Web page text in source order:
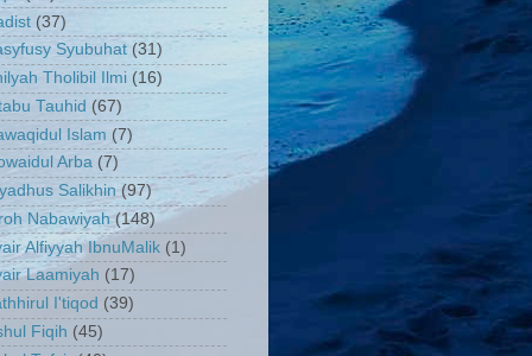
(37)
Syubuhat (31)
Tholibil Ilmi (16)
Tauhid (67)
Islam (7)
Arba (7)
Salikhin (97)
Nabawiyah (148)
Alfiyyah IbnuMalik (1)
Laamiyah (17)
I'tiqod (39)
Fiqih (45)